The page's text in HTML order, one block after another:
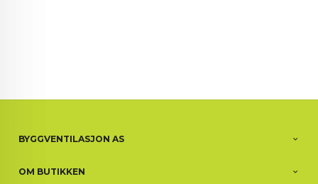
BYGGVENTILASJON AS
OM BUTIKKEN